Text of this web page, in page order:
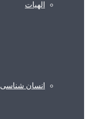
الهیات
انسان شناسی